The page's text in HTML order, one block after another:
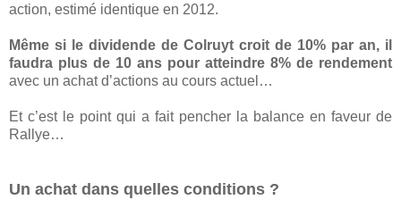
action, estimé identique en 2012.
Même si le dividende de Colruyt croit de 10% par an, il
faudra plus de 10 ans pour atteindre 8% de rendement
avec un achat d’actions au cours actuel…
Et c’est le point qui a fait pencher la balance en faveur de
Rallye…
Un achat dans quelles conditions ?